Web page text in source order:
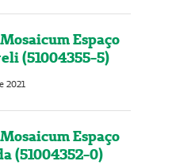
Espaço
(51004355-5)
2021
Espaço
(51004352-0)